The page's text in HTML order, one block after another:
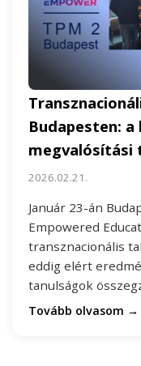
Budapesten:
megvalósítási
2026.02.21.
Január 23-án
Empowered
transznacionális
eddig elért
tanulságok
Tovább olvasom →